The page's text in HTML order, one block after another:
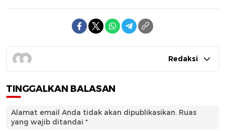
Redaksi
TINGGALKAN BALASAN
Alamat email Anda tidak akan dipublikasikan. Ruas
yang wajib ditandai *